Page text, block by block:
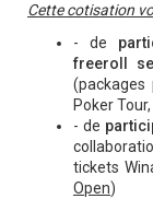
Cette cotisation
- de
freeroll
(packages
Poker
- de
tickets
Open)